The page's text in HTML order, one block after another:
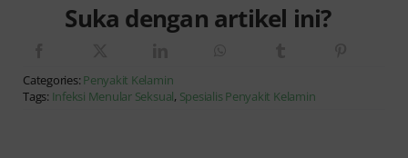
Suka dengan artikel ini?
Categories: Penyakit Kelamin
Tags: Infeksi Menular Seksual, Spesialis Penyakit Kelamin